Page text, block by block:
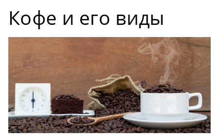
Кофе и его виды